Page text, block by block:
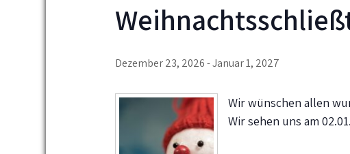
Dezember 23, 2026-Januar 1, 2027
Wir wünschen allen
Wir sehen uns am